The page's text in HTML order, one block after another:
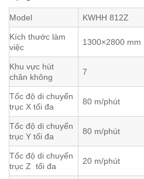
Model KWHH 812Z
Kích thước làm
việc
1300×2800 mm
Khu vực hút
chân không
7
Tốc độ di chuyển
trục X tối đa
80 m/phút
Tốc độ di chuyển
trục Y tối đa
80 m/phút
Tốc độ di chuyển
trục Z tối đa
20 m/phút